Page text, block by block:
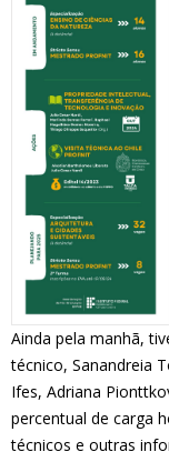
Ainda pela manhã,
técnico, Sanandreia
Ifes, Adriana
percentual de carga
técnicos e outras